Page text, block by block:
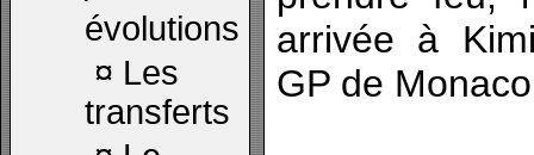
évolutions
¤ Les
transferts
arrivée à
GP de